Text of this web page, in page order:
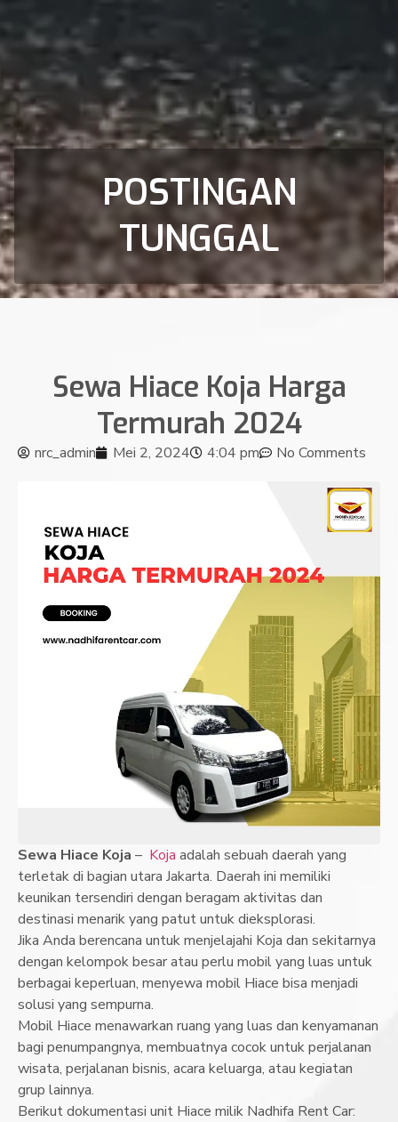
POSTINGAN
TUNGGAL
Sewa Hiace Koja Harga
Termurah 2024
nrc_admin Mei 2, 2024 4:04 pm No Comments
Sewa Hiace Koja – Koja adalah sebuah daerah yang
terletak di bagian utara Jakarta. Daerah ini memiliki
keunikan tersendiri dengan beragam aktivitas dan
destinasi menarik yang patut untuk dieksplorasi.
Jika Anda berencana untuk menjelajahi Koja dan sekitarnya
dengan kelompok besar atau perlu mobil yang luas untuk
berbagai keperluan, menyewa mobil Hiace bisa menjadi
solusi yang sempurna.
Mobil Hiace menawarkan ruang yang luas dan kenyamanan
bagi penumpangnya, membuatnya cocok untuk perjalanan
wisata, perjalanan bisnis, acara keluarga, atau kegiatan
grup lainnya.
Berikut dokumentasi unit Hiace milik Nadhifa Rent Car: